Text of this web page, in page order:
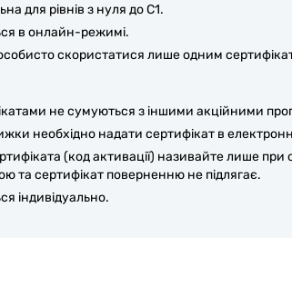
для рівнів з нуля до С1.
в онлайн-режимі.
скористатися лише одним
не сумуються з іншими акційними
необхідно надати сертифікат в
(код активації) називайте лише при
та сертифікат поверненню не підлягає.
індивідуально.